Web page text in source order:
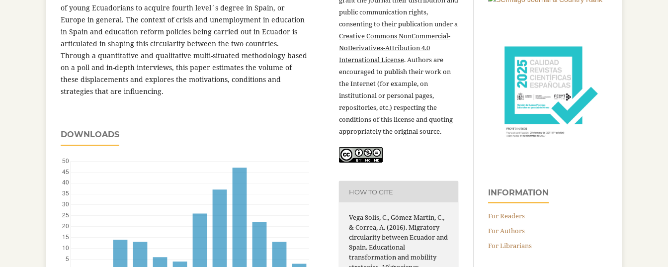
of young Ecuadorians to acquire fourth level´s degree in Spain, or
Europe in general. The context of crisis and unemployment in education
in Spain and education reform policies being carried out in Ecuador is
articulated in shaping this circularity between the two countries.
Through a quantitative and qualitative multi-situated methodology based
on a poll and in-depth interviews, this paper estimates the volume of
these displacements and explores the motivations, conditions and
strategies that are influencing.
DOWNLOADS
public communication rights,
consenting to their publication under a
Creative Commons NonCommercial-
NoDerivatives-Attribution 4.0
International License. Authors are
encouraged to publish their work on
the Internet (for example, on
institutional or personal pages,
repositories, etc.) respecting the
conditions of this license and quoting
appropriately the original source.
HOW TO CITE
Vega Solís, C., Gómez Martín, C.,
& Correa, A. (2016). Migratory
circularity between Ecuador and
Spain. Educational
transformation and mobility
INFORMATION
For Readers
For Authors
For Librarians